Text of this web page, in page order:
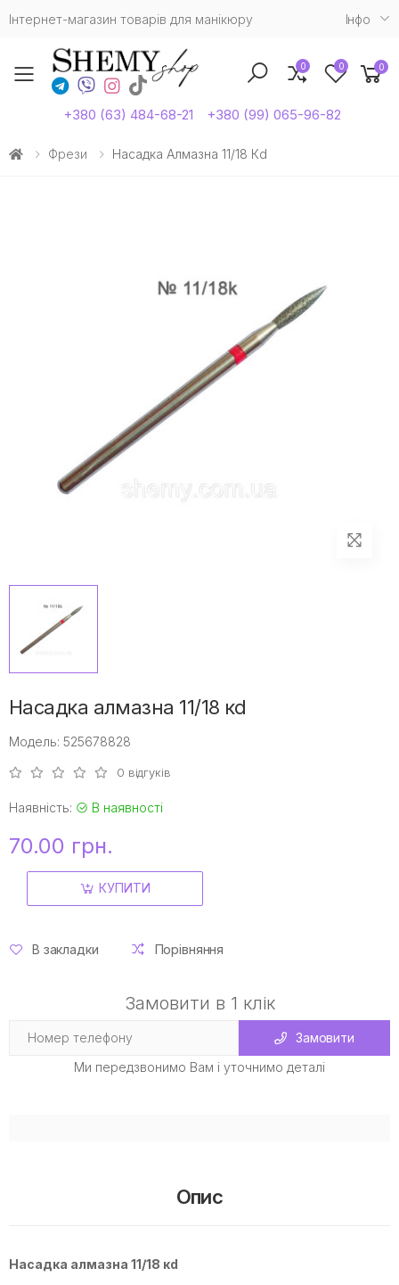
Інтернет-магазин товарів для манікюру Iнфо
Toggle mobile menu
+380 (63) 484-68-21 +380 (99) 065-96-82
0 0 0
Фрези Насадка Алмазна 11/18 Кd
Насадка алмазна 11/18 кd
Модель: 525678828
0 відгуків
Наявність: В наявності
70.00 грн.
КУПИТИ
В закладки Порівняння
Замовити в 1 клік
Замовити
Ми передзвонимо Вам і уточнимо деталі
Опис
Насадка алмазна 11/18 кd